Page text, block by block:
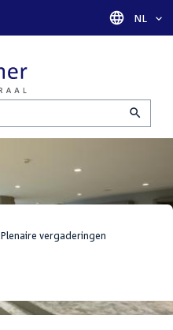
Taal
NL
Plenaire vergaderingen